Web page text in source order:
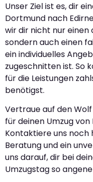
Unser Ziel ist es, dir
Dortmund nach
wir dir nicht nur
sondern auch einen
ein individuelles
zugeschnitten ist. So
für die Leistungen
benötigst.
Vertraue auf den
für deinen Umzug
Kontaktiere uns noch
Beratung und ein
uns darauf, dir bei
Umzugstag so